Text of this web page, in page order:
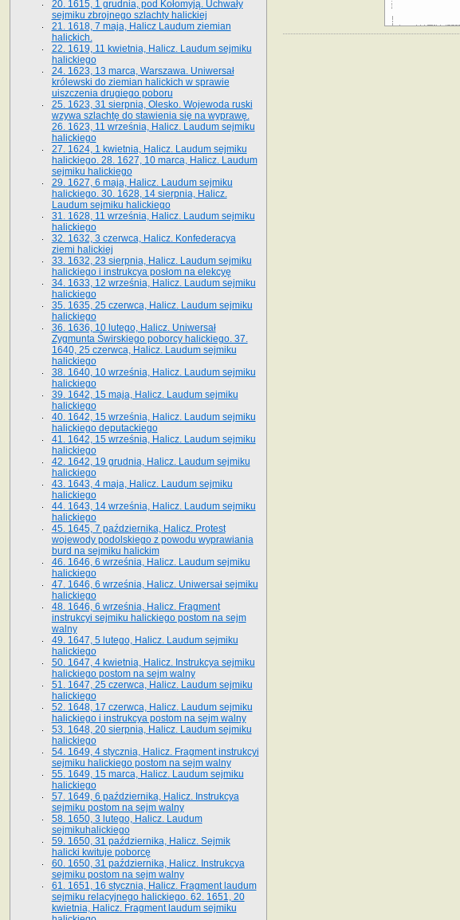
20. 1615, 1 grudnia, pod Kołomyją. Uchwały
sejmiku zbrojnego szlachty halickiej
21. 1618, 7 maja, Halicz Laudum ziemian
halickich.
22. 1619, 11 kwietnia, Halicz. Laudum sejmiku
halickiego
24. 1623, 13 marca, Warszawa. Uniwersał
królewski do ziemian halickich w sprawie
uiszczenia drugiego poboru
25. 1623, 31 sierpnia, Olesko. Wojewoda ruski
wzywa szlachtę do stawienia się na wyprawę.
26. 1623, 11 września, Halicz. Laudum sejmiku
halickiego
27. 1624, 1 kwietnia, Halicz. Laudum sejmiku
halickiego. 28. 1627, 10 marca, Halicz. Laudum
sejmiku halickiego
29. 1627, 6 maja, Halicz. Laudum sejmiku
halickiego. 30. 1628, 14 sierpnia, Halicz.
Laudum sejmiku halickiego
31. 1628, 11 września, Halicz. Laudum sejmiku
halickiego
32. 1632, 3 czerwca, Halicz. Konfederacya
ziemi halickiej
33. 1632, 23 sierpnia, Halicz. Laudum sejmiku
halickiego i instrukcya posłom na elekcyę
34. 1633, 12 września, Halicz. Laudum sejmiku
halickiego
35. 1635, 25 czerwca, Halicz. Laudum sejmiku
halickiego
36. 1636, 10 lutego, Halicz. Uniwersał
Zygmunta Świrskiego poborcy halickiego. 37.
1640, 25 czerwca, Halicz. Laudum sejmiku
halickiego
38. 1640, 10 września, Halicz. Laudum sejmiku
halickiego
39. 1642, 15 maja, Halicz. Laudum sejmiku
halickiego
40. 1642, 15 września, Halicz. Laudum sejmiku
halickiego deputackiego
41. 1642, 15 września, Halicz. Laudum sejmiku
halickiego
42. 1642, 19 grudnia, Halicz. Laudum sejmiku
halickiego
43. 1643, 4 maja, Halicz. Laudum sejmiku
halickiego
44. 1643, 14 września, Halicz. Laudum sejmiku
halickiego
45. 1645, 7 października, Halicz. Protest
wojewody podolskiego z powodu wyprawiania
burd na sejmiku halickim
46. 1646, 6 września, Halicz. Laudum sejmiku
halickiego
47. 1646, 6 września, Halicz. Uniwersał sejmiku
halickiego
48. 1646, 6 września, Halicz. Fragment
instrukcyi sejmiku halickiego postom na sejm
walny
49. 1647, 5 lutego, Halicz. Laudum sejmiku
halickiego
50. 1647, 4 kwietnia, Halicz. Instrukcya sejmiku
halickiego postom na sejm walny
51. 1647, 25 czerwca, Halicz. Laudum sejmiku
halickiego
52. 1648, 17 czerwca, Halicz. Laudum sejmiku
halickiego i instrukcya postom na sejm walny
53. 1648, 20 sierpnia, Halicz. Laudum sejmiku
halickiego
54. 1649, 4 stycznia, Halicz. Fragment instrukcyi
sejmiku halickiego postom na sejm walny
55. 1649, 15 marca, Halicz. Laudum sejmiku
halickiego
57. 1649, 6 października, Halicz. Instrukcya
sejmiku postom na sejm walny
58. 1650, 3 lutego, Halicz. Laudum
sejmikuhalickiego
59. 1650, 31 października, Halicz. Sejmik
halicki kwituje poborcę
60. 1650, 31 października, Halicz. Instrukcya
sejmiku postom na sejm walny
61. 1651, 16 stycznia, Halicz. Fragment laudum
sejmiku relacyjnego halickiego. 62. 1651, 20
kwietnia, Halicz. Fragment laudum sejmiku